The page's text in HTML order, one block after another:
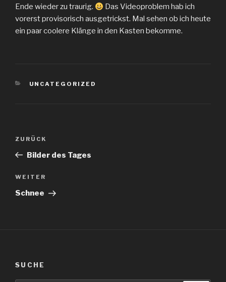
Ende wieder zu traurig.
Das Videoproblem hab ich
vorerst provisorisch ausgetrickst. Mal sehen ob ich heute
ein paar coolere Klänge in den Kasten bekomme.
KATEGORIEN
UNCATEGORIZED
Beitragsnavigation
Vorheriger
Beitrag
ZURÜCK
Bilder des Tages
Nächster
Beitrag
WEITER
Schnee
SUCHE